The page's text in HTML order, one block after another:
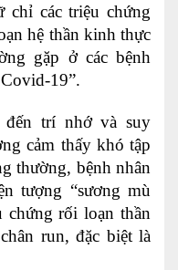
chỉ các triệu chứng
hệ thần kinh thực
gặp ở các bệnh
19”.
đến trí nhớ và suy
cảm thấy khó tập
thường, bệnh nhân
tượng “sương mù
chứng rối loạn thần
run, đặc biệt là